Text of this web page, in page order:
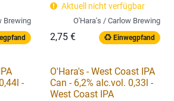
Brewing
Aktuell nicht verfügbar
O'Hara's / Carlow Brewing
2,75€ Einwegpfand
-
O'Hara's - West Coast IPA
Can - 6,2% alc.vol. 0,33l -
West Coast IPA